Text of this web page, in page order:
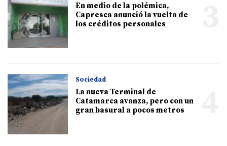
En medio de la polémica,
Capresca anunció la vuelta de
los créditos personales
Sociedad
La nueva Terminal de
Catamarca avanza, pero con un
gran basural a pocos metros